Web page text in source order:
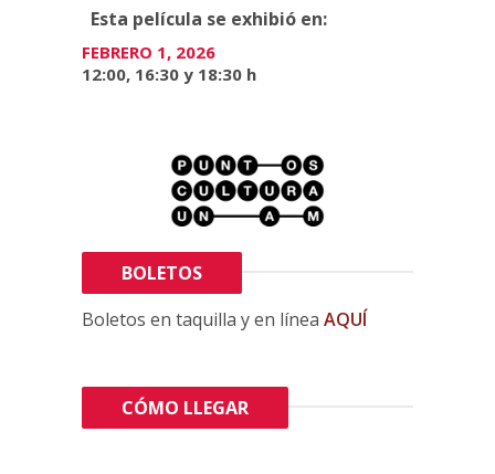
Esta película se exhibió en:
FEBRERO 1, 2026
12:00, 16:30 y 18:30 h
BOLETOS
Boletos en taquilla y en línea AQUÍ
CÓMO LLEGAR